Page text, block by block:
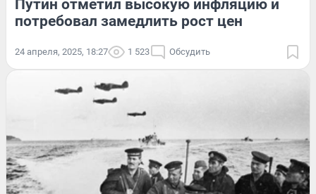
Путин отметил высокую инфляцию и
потребовал замедлить рост цен
24 апреля, 2025, 18:27 1 523 Обсудить